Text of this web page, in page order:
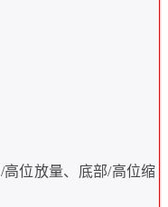
/高位放量、底部/高位缩